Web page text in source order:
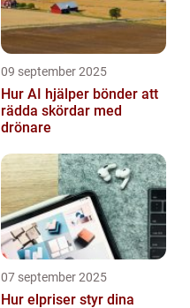
09 september 2025
Hur AI hjälper bönder att
rädda skördar med
drönare
07 september 2025
Hur elpriser styr dina